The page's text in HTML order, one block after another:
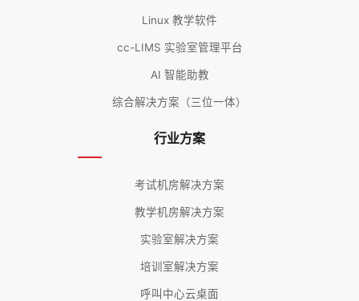
Linux 教学软件
cc-LIMS 实验室管理平台
AI 智能助教
综合解决方案（三位一体）
行业方案
考试机房解决方案
教学机房解决方案
实验室解决方案
培训室解决方案
呼叫中心云桌面